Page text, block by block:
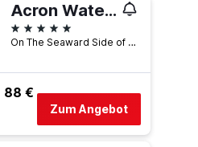
Acron Waterfront Resort
5 Sterne
On The Seaward Side of The Baga Bridge, 0, Baga, Indien
88 €
Zum Angebot